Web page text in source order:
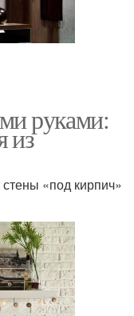
руками:
из
«под кирпич»